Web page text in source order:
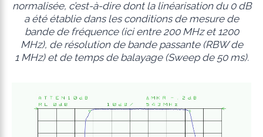
normalisée, c’est-à-dire dont la linéarisation du 0 dB
a été établie dans les conditions de mesure de
bande de fréquence (ici entre 200 MHz et 1200
MHz), de résolution de bande passante (RBW de
1 MHz) et de temps de balayage (Sweep de 50 ms).